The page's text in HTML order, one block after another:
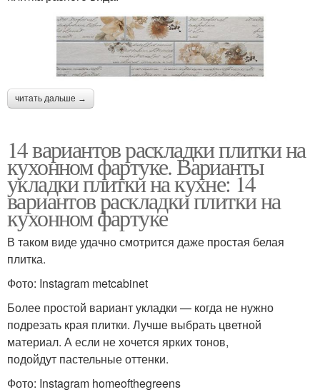
читать дальше →
14 вариантов раскладки плитки на
кухонном фартуке. Варианты
укладки плитки на кухне: 14
вариантов раскладки плитки на
кухонном фартуке
В таком виде удачно смотрится даже простая белая
плитка.
Фото: Instagram metcabinet
Более простой вариант укладки — когда не нужно
подрезать края плитки. Лучше выбрать цветной
материал. А если не хочется ярких тонов,
подойдут пастельные оттенки.
Фото: Instagram homeofthegreens